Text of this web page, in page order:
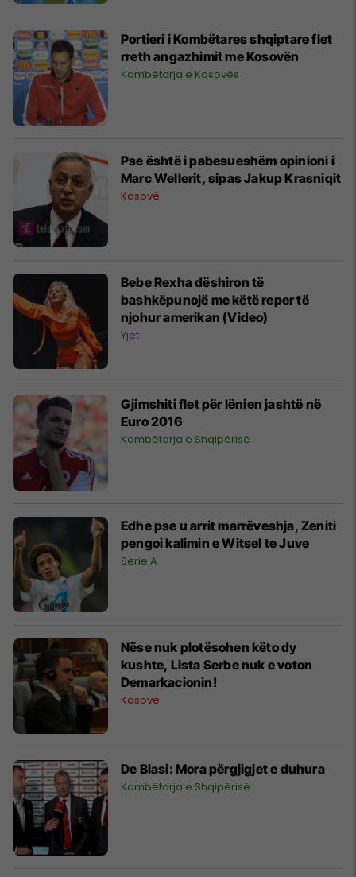
Portieri i Kombëtares shqiptare flet
rreth angazhimit me Kosovën
Kombëtarja e Kosovës
Pse është i pabesueshëm opinioni i
Marc Wellerit, sipas Jakup Krasniqit
Kosovë
Bebe Rexha dëshiron të
bashkëpunojë me këtë reper të
njohur amerikan (Video)
Yjet
Gjimshiti flet për lënien jashtë në
Euro 2016
Kombëtarja e Shqipërisë
Edhe pse u arrit marrëveshja, Zeniti
pengoi kalimin e Witsel te Juve
Serie A
Nëse nuk plotësohen këto dy
kushte, Lista Serbe nuk e voton
Demarkacionin!
Kosovë
De Biasi: Mora përgjigjet e duhura
Kombëtarja e Shqipërisë